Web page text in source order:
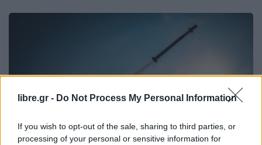
libre.gr - Do Not Process My Personal Information
If you wish to opt-out of the sale, sharing to third parties, or
processing of your personal or sensitive information for